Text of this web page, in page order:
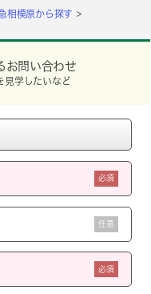
相模原から探す
お問い合わせ
見学したいなど
必須
任意
必須